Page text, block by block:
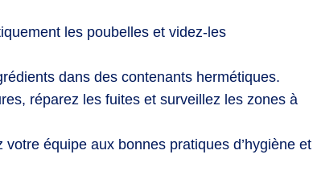
les poubelles et videz-les
dans des contenants hermétiques.
réparez les fuites et surveillez les zones à
votre équipe aux bonnes pratiques d’hygiène et